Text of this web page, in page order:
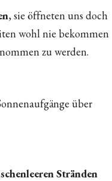
, sie öffneten uns doch
wohl nie bekommen
zu werden.
über
Stränden